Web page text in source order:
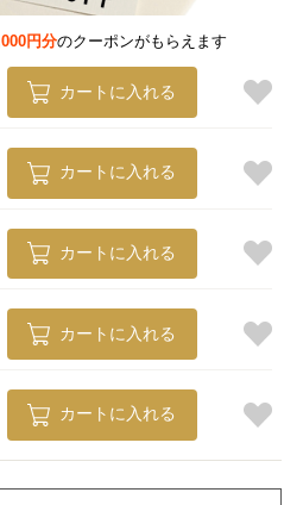
円分のクーポンがもらえます
カートに入れる
カートに入れる
カートに入れる
カートに入れる
カートに入れる